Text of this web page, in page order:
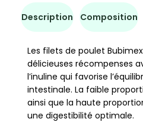
Description Composition
Les filets de poulet
délicieuses récompenses
l’inuline qui favorise
intestinale. La faible
ainsi que la haute
une digestibilité optimale.